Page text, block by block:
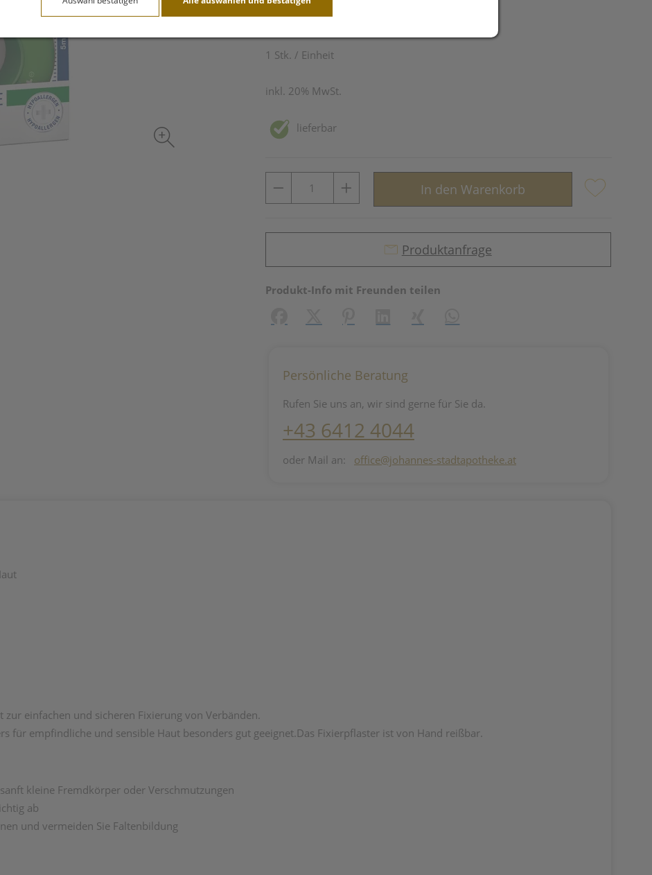
1 Stk. / Einheit
inkl. 20% MwSt.
lieferbar
In den Warenkorb
Produktanfrage
Produkt-Info mit Freunden teilen
Persönliche Beratung
Rufen Sie uns an, wir sind gerne für Sie da.
+43 6412 4044
oder Mail an: office@johannes-stadtapotheke.at
zur einfachen und sicheren Fixierung von Verbänden.
für empfindliche und sensible Haut besonders gut geeignet.Das Fixierpflaster ist von Hand reißbar.
kleine Fremdkörper oder Verschmutzungen
ab
und vermeiden Sie Faltenbildung